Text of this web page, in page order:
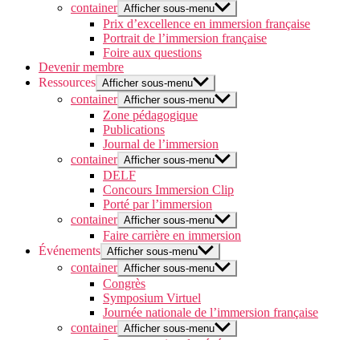
container Afficher sous-menu
Prix d’excellence en immersion française
Portrait de l’immersion française
Foire aux questions
Devenir membre
Ressources Afficher sous-menu
container Afficher sous-menu
Zone pédagogique
Publications
Journal de l’immersion
container Afficher sous-menu
DELF
Concours Immersion Clip
Porté par l’immersion
container Afficher sous-menu
Faire carrière en immersion
Événements Afficher sous-menu
container Afficher sous-menu
Congrès
Symposium Virtuel
Journée nationale de l’immersion française
container Afficher sous-menu